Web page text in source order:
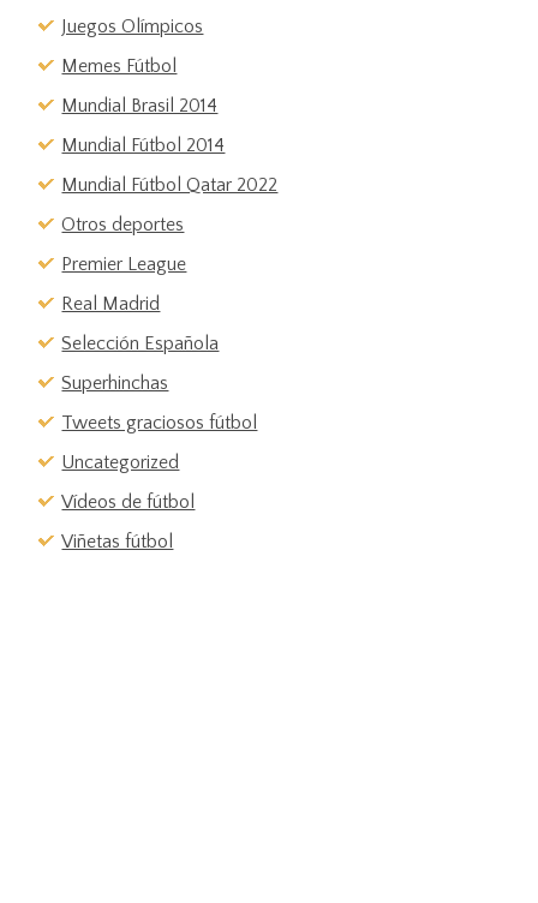
Juegos Olímpicos
Memes Fútbol
Mundial Brasil 2014
Mundial Fútbol 2014
Mundial Fútbol Qatar 2022
Otros deportes
Premier League
Real Madrid
Selección Española
Superhinchas
Tweets graciosos fútbol
Uncategorized
Vídeos de fútbol
Viñetas fútbol